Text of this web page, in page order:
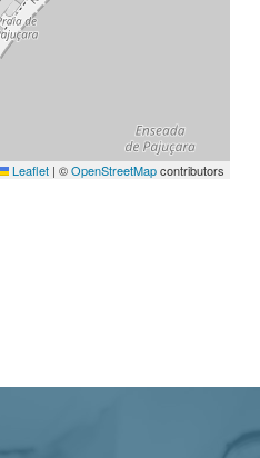
Leaflet | ©OpenStreetMapcontributors